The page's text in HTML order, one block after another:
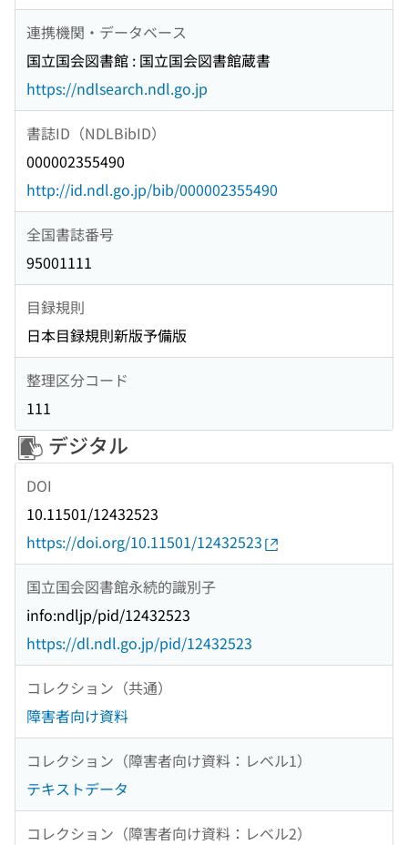
連携機関・データベース
国立国会図書館 : 国立国会図書館蔵書
https://ndlsearch.ndl.go.jp
書誌ID（NDLBibID）
000002355490
http://id.ndl.go.jp/bib/000002355490
全国書誌番号
95001111
目録規則
日本目録規則新版予備版
整理区分コード
111
デジタル
DOI
10.11501/12432523
https://doi.org/10.11501/12432523
国立国会図書館永続的識別子
info:ndljp/pid/12432523
https://dl.ndl.go.jp/pid/12432523
コレクション（共通）
障害者向け資料
コレクション（障害者向け資料：レベル1）
テキストデータ
コレクション（障害者向け資料：レベル2）